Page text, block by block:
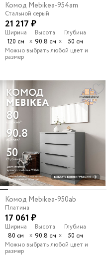
Комод Mebikea-954am
Стальной серый
21 217 ₽
Ширина
120 см
х
Высота
90.8 см х
Глубина
50 см
Можно выбрать любой цвет и
размер
Комод Mebikea-950ab
Платина
17 061 ₽
Ширина
80 см
х
Высота
90.8 см х
Глубина
50 см
Можно выбрать любой цвет и
размер